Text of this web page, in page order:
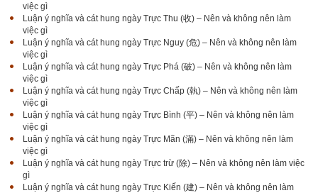
việc gì
Luận ý nghĩa và cát hung ngày Trực Thu (收) – Nên và không nên làm
việc gì
Luận ý nghĩa và cát hung ngày Trực Nguy (危) – Nên và không nên làm
việc gì
Luận ý nghĩa và cát hung ngày Trực Phá (破) – Nên và không nên làm
việc gì
Luận ý nghĩa và cát hung ngày Trực Chấp (執) – Nên và không nên làm
việc gì
Luận ý nghĩa và cát hung ngày Trực Bình (平) – Nên và không nên làm
việc gì
Luận ý nghĩa và cát hung ngày Trực Mãn (滿) – Nên và không nên làm
việc gì
Luận ý nghĩa và cát hung ngày Trực trừ (除) – Nên và không nên làm việc
gì
Luận ý nghĩa và cát hung ngày Trực Kiến (建) – Nên và không nên làm